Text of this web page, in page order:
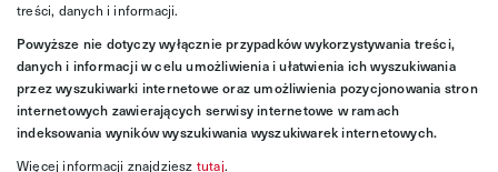
treści, danych i informacji.
Powyższe nie dotyczy wyłącznie przypadków wykorzystywania treści,
danych i informacji w celu umożliwienia i ułatwienia ich wyszukiwania
przez wyszukiwarki internetowe oraz umożliwienia pozycjonowania stron
internetowych zawierających serwisy internetowe w ramach
indeksowania wyników wyszukiwania wyszukiwarek internetowych.
Więcej informacji znajdziesz tutaj.